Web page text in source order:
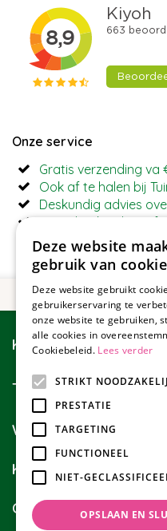
Onze service
Gratis verzending va
Ook af te halen bij
Deskundig advies
Betaal ook achteraf
Klantenservice
Tuincollectie
Wie zijn wij?
Klanten geven ons
Contact
Deze website
gebruik van
Deze website gebruikt
gebruikerservaring te
onze website te gebruiken,
alle cookies in
Cookiebeleid. Lees verder
STRIKT
PRESTATIE
TARGETING
FUNCTIONEEL
NIET-
OPSLAAN EN